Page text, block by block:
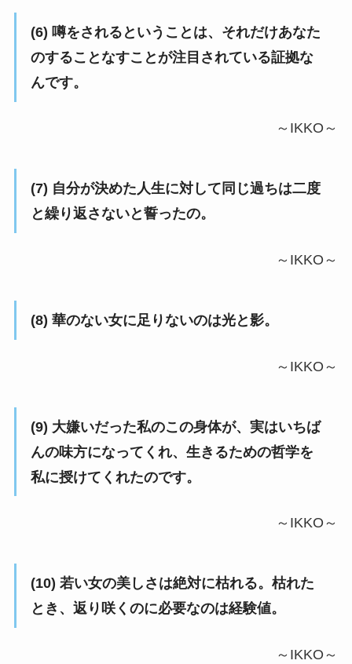
(6) 噂をされるということは、それだけあなた
のすることなすことが注目されている証拠な
んです。
～IKKO～
(7) 自分が決めた人生に対して同じ過ちは二度
と繰り返さないと誓ったの。
～IKKO～
(8) 華のない女に足りないのは光と影。
～IKKO～
(9) 大嫌いだった私のこの身体が、実はいちば
んの味方になってくれ、生きるための哲学を
私に授けてくれたのです。
～IKKO～
(10) 若い女の美しさは絶対に枯れる。枯れた
とき、返り咲くのに必要なのは経験値。
～IKKO～